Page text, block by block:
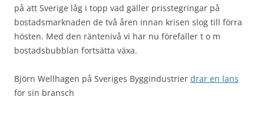
på att Sverige låg i topp vad gäller prisstegringar på
bostadsmarknaden de två åren innan krisen slog till förra
hösten. Med den räntenivå vi har nu förefaller t o m
bostadsbubblan fortsätta växa.
Björn Wellhagen på Sveriges Byggindustrier drar en lans
för sin bransch